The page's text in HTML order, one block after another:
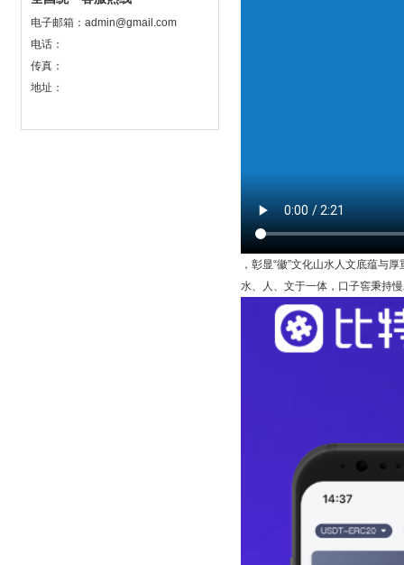
电子邮箱： admin@gmail.com
电话：
传真：
地址：
，彰显“徽”文化山水人文底蕴与
水、人、文于一体，口子窖秉持